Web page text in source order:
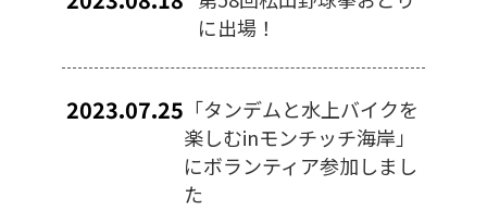
に出場！
2023.07.25 「タンデムと水上バイクを
楽しむinモンチッチ海岸」
にボランティア参加しまし
た